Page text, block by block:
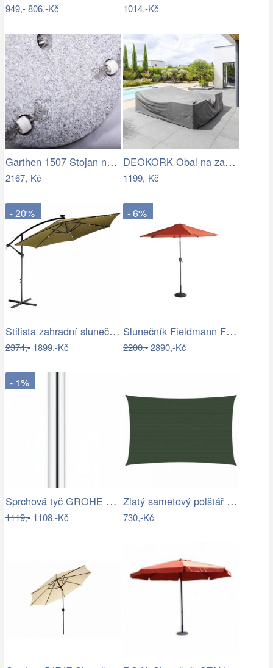
949,-806,-Kč 1014,-Kč
Garthen 1507 Stojan na slunečník …
2167,-Kč
DEOKORK Obal na zahradní nábytek…
1199,-Kč
- 20%
Stilista zahradní slunečník LED s…
2374,-1899,-Kč
- 6%
Slunečník Fieldmann FDZN 4014
2200,-2890,-Kč
- 1%
Sprchová tyč GROHE Euphoria Neutral…
1119,-1108,-Kč
Zlatý sametový polštář s pleteným lemem…
730,-Kč